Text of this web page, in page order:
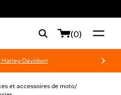
(0)
Harley-Davidson
et accessoires de moto/